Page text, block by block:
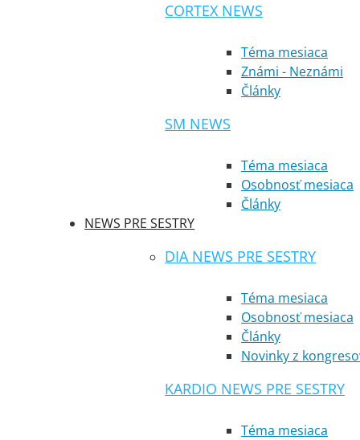
CORTEX NEWS
Téma mesiaca
Známi - Neznámi
Články
SM NEWS
Téma mesiaca
Osobnosť mesiaca
Články
NEWS PRE SESTRY
DIA NEWS PRE SESTRY
Téma mesiaca
Osobnosť mesiaca
Články
Novinky z
KARDIO NEWS PRE SESTRY
Téma mesiaca